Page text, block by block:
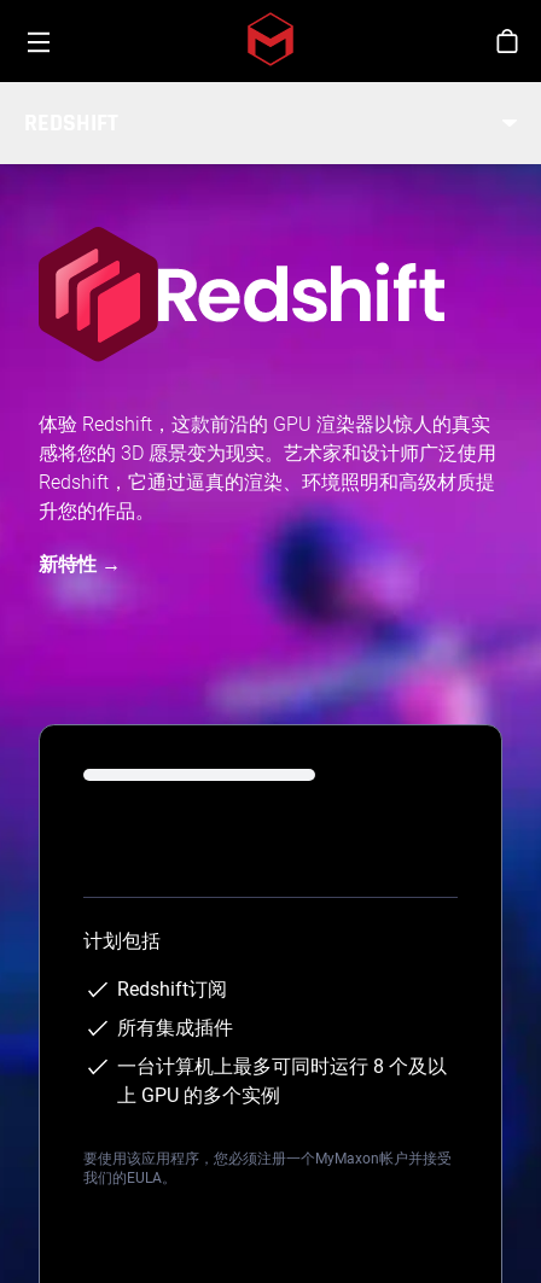
Skip to main content
商
体验 Redshift，这款前沿的 GPU 渲染器以惊人的真实
感将您的 3D 愿景变为现实。艺术家和设计师广泛使用
Redshift，它通过逼真的渲染、环境照明和高级材质提
升您的作品。
新特性 →
计划包括
Redshift订阅
所有集成插件
一台计算机上最多可同时运行 8 个及以
上 GPU 的多个实例
要使用该应用程序，您必须注册一个MyMaxon帐户并接受
我们的EULA。